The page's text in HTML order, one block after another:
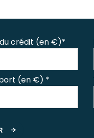
crédit (en €)*
(en €) *